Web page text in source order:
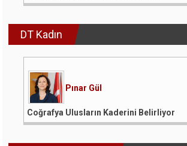
DT Kadın
Pınar Gül
Coğrafya Ulusların Kaderini Belirliyor